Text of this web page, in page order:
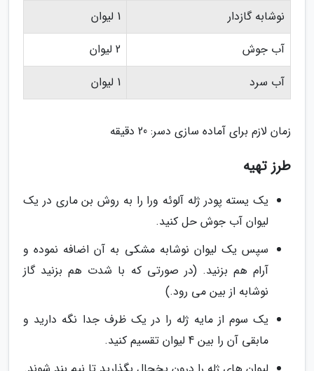
نوشابه گازدار
1 لیوان
آب جوش
2 لیوان
آب سرد
1 لیوان
زمان لازم برای آماده سازی دسر: 20 دقیقه
طرز تهیه
یک یسته پودر ژله آلوئه ورا را به روش بن ماری در یک
لیوان آب جوش حل کنید.
سپس یک لیوان نوشابه مشکی به آن اضافه نموده و
آرام هم بزنید. (در صورتی که با شدت هم بزنید گاز
نوشابه از بین می رود.)
یک سوم از مایه ژله را در یک ظرف جدا نگه دارید و
مابقی آن را بین 4 لیوان تقسیم کنید.